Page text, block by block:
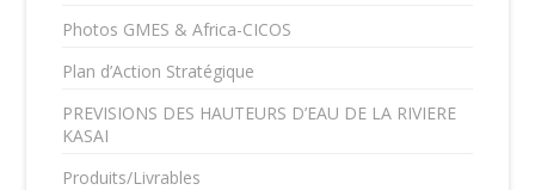
Photos GMES & Africa-CICOS
Plan d’Action Stratégique
PREVISIONS DES HAUTEURS D’EAU DE LA RIVIERE
KASAI
Produits/Livrables